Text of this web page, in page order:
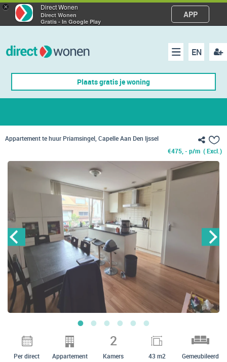
× Direct Wonen
Direct Wonen
Gratis - In Google Play
APP
EN
Menu
Plaats gratis je woning
Appartement te huur Priamsingel, Capelle Aan Den Ijssel
€475, - p/m ( Excl.)
Per direct Appartement
2
Kamers 43 m2 Gemeubileerd